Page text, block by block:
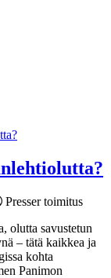
Presser toimitus
olutta savustetun
– tätä kaikkea ja
kohta
Panimon